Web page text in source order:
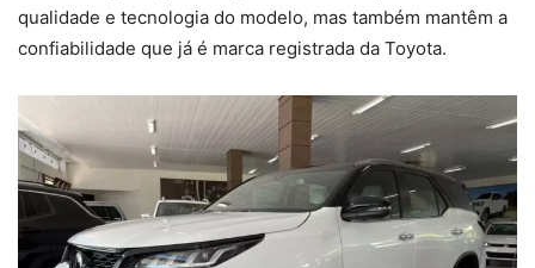
qualidade e tecnologia do modelo, mas também mantêm a
confiabilidade que já é marca registrada da Toyota.